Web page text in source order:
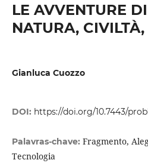
LE AVVENTURE
NATURA,
Gianluca Cuozzo
DOI: https://doi.org/10.7443/
Palavras-chave: Fragmento,
Tecnologia